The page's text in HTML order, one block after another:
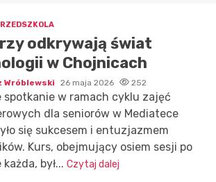
odkrywają świat
w Chojnicach
Wróblewski 26 maja 2026 252
spotkanie w ramach cyklu zajęć
dla seniorów w Mediatece
się sukcesem i entuzjazmem
Kurs, obejmujący osiem sesji po
był... Czytaj dalej